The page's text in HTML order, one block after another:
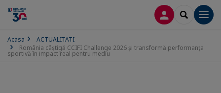
CONECTARE
SEARCH
Acasa
ACTUALITATI
România câștigă CCIFI Challenge 2026 și transformă performanța
sportivă în impact real pentru mediu